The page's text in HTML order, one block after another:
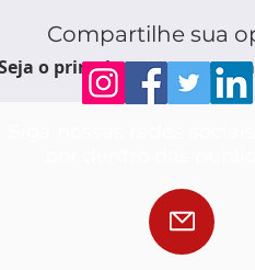
Compartilhe sua
o primeiro a escrever